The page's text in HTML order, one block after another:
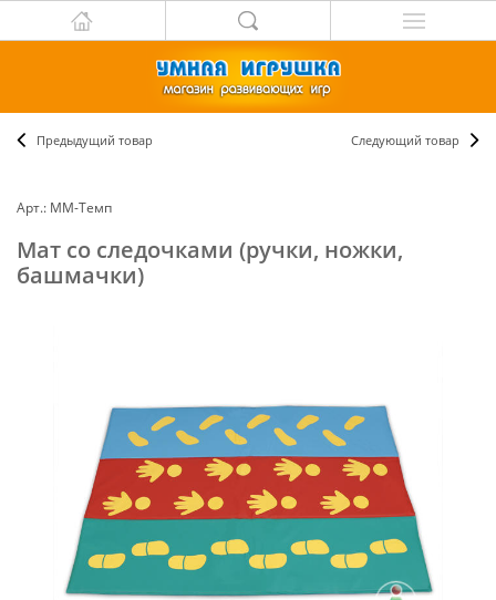
Предыдущий товар Следующий товар
Арт.: ММ-Темп
Мат со следочками (ручки, ножки,
башмачки)